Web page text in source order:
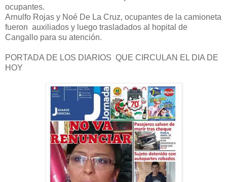
ocupantes.
Arnulfo Rojas y Noé De La Cruz, ocupantes de la camioneta
fueron auxiliados y luego trasladados al hopital de
Cangallo para su atención.
PORTADA DE LOS DIARIOS QUE CIRCULAN EL DIA DE
HOY